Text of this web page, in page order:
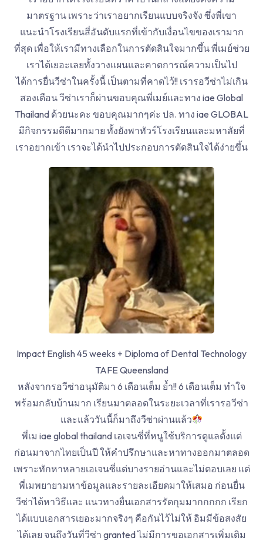
มาตรฐาน เพราะว่าเราอยากเรียนแบบจริงจัง ซึ่งพี่เขา
แนะนำโรงเรียนสี่อันดับแรกที่เข้ากับเงื่อนไขของเรามาก
ที่สุด เพื่อให้เรามีทางเลือกในการตัดสินใจมากขึ้น พี่เมย์ช่วย
เราได้เยอะเลยทั้งวางแผนและคาดการณ์ความเป็นไป
ได้การยื่นวีซ่าในครั้งนี้ เป็นตามที่คาดไว้!! เรารอวีซ่าไม่เกิน
สองเดือน วีซ่าเราก็ผ่านขอบคุณพี่เมย์และทาง iae Global
Thailand ด้วยนะคะ ขอบคุณมากๆค่ะ ปล. ทาง iae GLOBAL
มีกิจกรรมดีดีมากมาย ทั้งยังพาทัวร์โรงเรียนและมหาลัยที่
เราอยากเข้า เราจะได้นำไปประกอบการตัดสินใจได้ง่ายขึ้น
Impact English 45 weeks + Diploma of Dental Technology
TAFE Queensland
หลังจากรอวีซ่าอนุมัติมา 6 เดือนเต็ม ย้ำ!! 6 เดือนเต็ม ทำใจ
พร้อมกลับบ้านมาก เรียนมาตลอดในระยะเวลาที่เรารอวีซ่า
และแล้ววันนี้ก็มาถึงวีซ่าผ่านแล้ว
พี่เม iae global thailand เอเจนซี่ที่หนูใช้บริการดูแลตั้งแต่
ก่อนมาจากไทยเป็นปี ให้คำปรึกษาและหาทางออกมาตลอด
เพราะทักหาหลายเอเจนซี่แต่บางรายอ่านและไม่ตอบเลย แต่
พี่เมพยายามหาข้อมูลและรายละเอียดมาให้เสมอ ก่อนยื่น
วีซ่าได้หาวิธีและ แนวทางยื่นเอกสารรัดกุมมากกกกก เรียก
ได้แบบเอกสารเยอะมากจริงๆ คือกันไว้ไม่ให้ อิมมีข้อสงสัย
ได้เลย จนถึงวันที่วีซ่า granted ไม่มีการขอเอกสารเพิ่มเติม